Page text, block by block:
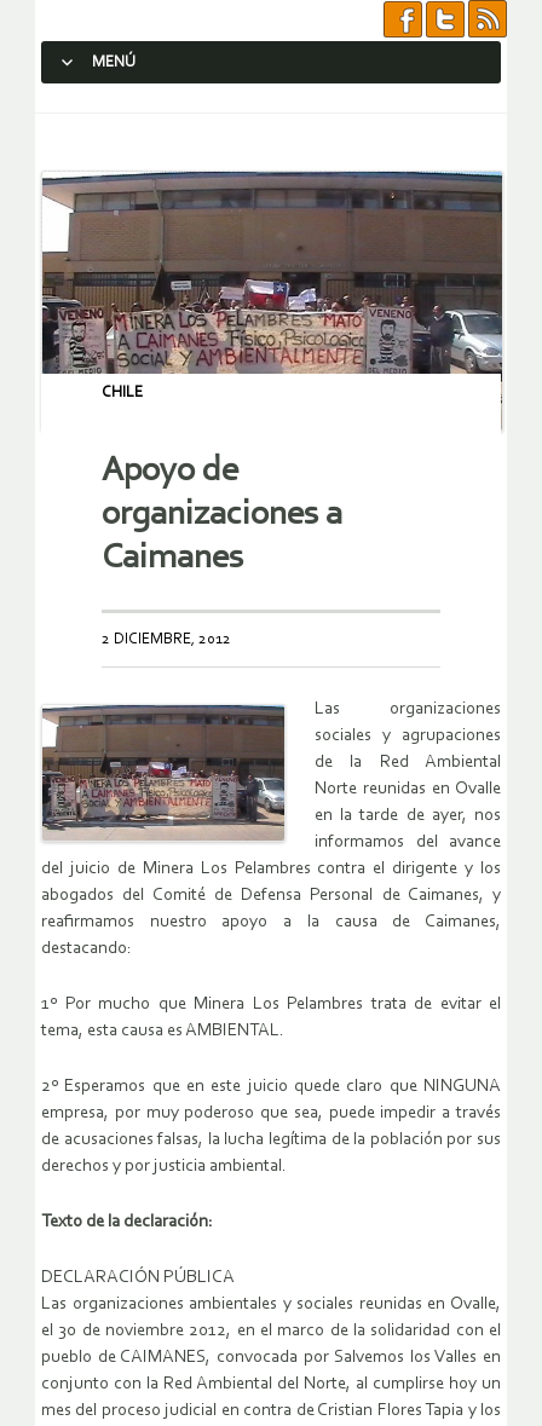
MENÚ
CHILE
Apoyo de
organizaciones a
Caimanes
2 DICIEMBRE, 2012
Las organizaciones
sociales y agrupaciones
de la Red Ambiental
Norte reunidas en Ovalle
en la tarde de ayer, nos
informamos del avance
del juicio de Minera Los Pelambres contra el dirigente y los
abogados del Comité de Defensa Personal de Caimanes, y
reafirmamos nuestro apoyo a la causa de Caimanes,
destacando:
1º Por mucho que Minera Los Pelambres trata de evitar el
tema, esta causa es AMBIENTAL.
2º Esperamos que en este juicio quede claro que NINGUNA
empresa, por muy poderoso que sea, puede impedir a través
de acusaciones falsas, la lucha legítima de la población por sus
derechos y por justicia ambiental.
Texto de la declaración:
DECLARACIÓN PÚBLICA
Las organizaciones ambientales y sociales reunidas en Ovalle,
el 30 de noviembre 2012, en el marco de la solidaridad con el
pueblo de CAIMANES, convocada por Salvemos los Valles en
conjunto con la Red Ambiental del Norte, al cumplirse hoy un
mes del proceso judicial en contra de Cristian Flores Tapia y los